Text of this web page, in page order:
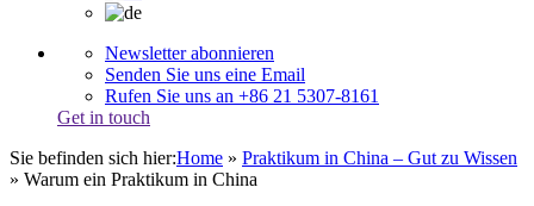
Newsletter abonnieren
Senden Sie uns eine Email
Rufen Sie uns an +86 21 5307-8161
Get in touch
Sie befinden sich hier:Home » Praktikum in China – Gut zu Wissen
» Warum ein Praktikum in China